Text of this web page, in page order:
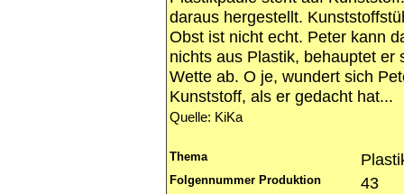
daraus hergestellt.
Obst ist nicht echt. Peter kann
nichts aus Plastik, behauptet
Wette ab. O je, wundert sich
Kunststoff, als er gedacht hat...
Quelle: KiKa
Thema
Folgennummer Produktion 43